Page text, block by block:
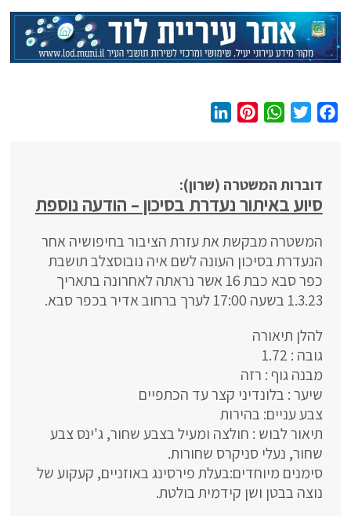
b
o
o
k
t
e
r
W
s
A
p
p
e
r
e
s
t
e
d
I
n
דוברות המשטרה (שרון):
סיוע באיתור נעדרת בסיכון – הודעה נוספת
המשטרה מבקשת את עזרת הציבור בחיפושיה אחר
הנעדרת בסיכון העונה לשם איה נובוסצלב תושבת
כפר סבא כבת 16 אשר נראתה לאחרונה בתאריך
1.3.23 בשעה 17:00 לערך ברחוב אדיר בכפר סבא.
להלן תיאורה
גובה : 1.72
מבנה גוף : רזה
שיער : בלונדיני קצר עד הכתפיים
צבע עניים: בהירות
תיאור לבוש : חולצה ומעיל בצבע שחור, ג'ינס צבע
שחור, נעלי סניקרס שחורות.
סימנים מיוחדים:בעלת פירסינג באוזניים, קעקוע של
נוצה בבטן ושן קידמית בולטת.